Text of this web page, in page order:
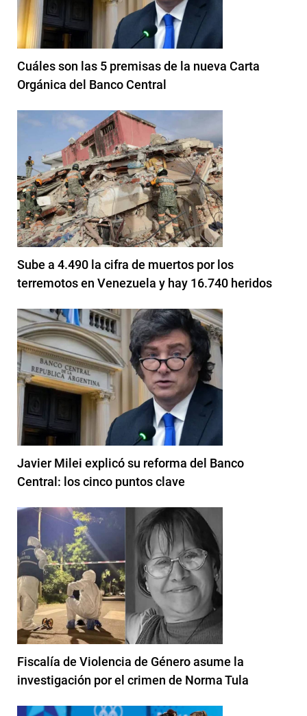
Cuáles son las 5 premisas de la nueva Carta
Orgánica del Banco Central
Sube a 4.490 la cifra de muertos por los
terremotos en Venezuela y hay 16.740 heridos
Javier Milei explicó su reforma del Banco
Central: los cinco puntos clave
Fiscalía de Violencia de Género asume la
investigación por el crimen de Norma Tula